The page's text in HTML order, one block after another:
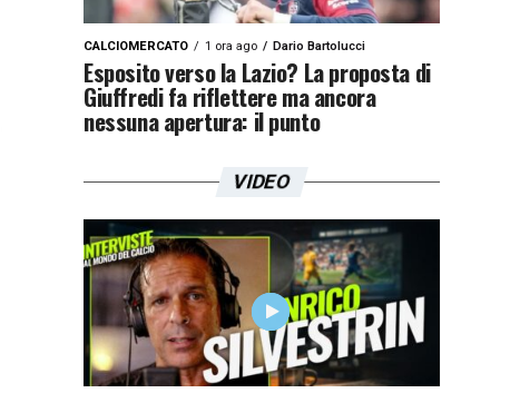
CALCIOMERCATO 1 ora ago Dario Bartolucci
Esposito verso la Lazio? La proposta di
Giuffredi fa riflettere ma ancora
nessuna apertura: il punto
VIDEO